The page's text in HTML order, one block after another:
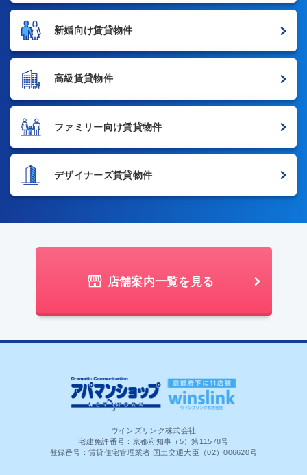
新婚向け賃貸物件
高級賃貸物件
ファミリー向け賃貸物件
デザイナーズ賃貸物件
店舗案内一覧を見る
ウインズリンク株式会社
宅建免許番号：京都府知事（5）第11578号
登録番号：賃貸住宅管理業者 国土交通大臣（02）006620号